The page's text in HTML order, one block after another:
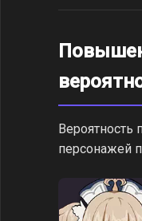
Вероятность
персонажей